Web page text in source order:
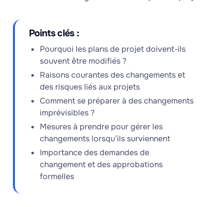
Points clés :
Pourquoi les plans de projet doivent-ils
souvent être modifiés ?
Raisons courantes des changements et
des risques liés aux projets
Comment se préparer à des changements
imprévisibles ?
Mesures à prendre pour gérer les
changements lorsqu’ils surviennent
Importance des demandes de
changement et des approbations
formelles